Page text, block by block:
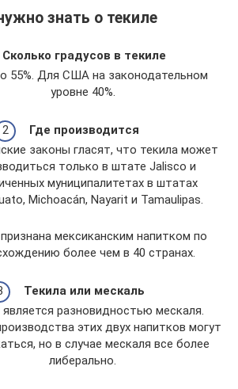
знать о текиле
Сколько градусов в текиле
55%. Для США на законодательном
уровне 40%.
Где производится
законы гласят, что текила может
только в штате Jalisco и
муниципалитетах в штатах
Michoacán, Nayarit и Tamaulipas.
мексиканским напитком по
более чем в 40 странах.
Текила или мескаль
является разновидностью мескаля.
этих двух напитков могут
но в случае мескаля все более
либерально.